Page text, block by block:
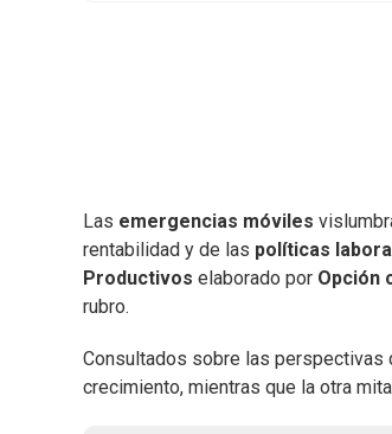
Las emergencias móviles
rentabilidad y de las políticas
Productivos elaborado por Opción
rubro.
Consultados sobre las perspectivas
crecimiento, mientras que la otra